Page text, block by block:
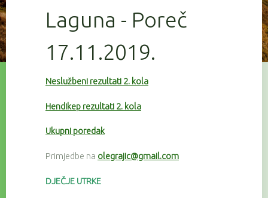
Laguna - Poreč
17.11.2019.
Neslužbeni rezultati 2. kola
Hendikep rezultati 2. kola
Ukupni poredak
Primjedbe na olegrajic@gmail.com
DJEČJE UTRKE